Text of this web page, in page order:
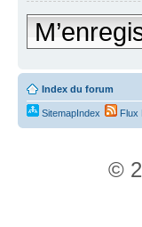
Index du forum
SitemapIndex Flux
©